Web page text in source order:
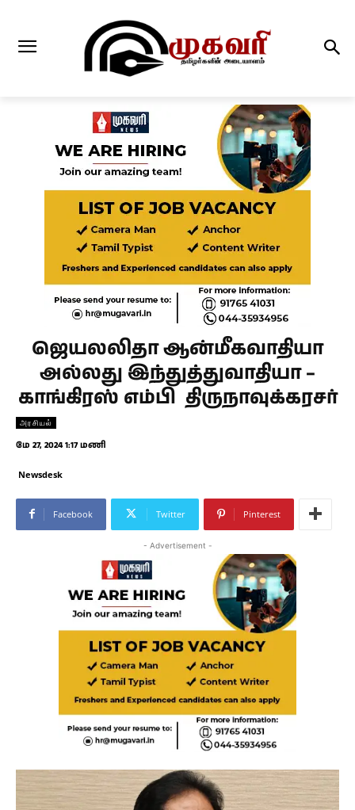
ஜெயலலிதா ஆன்மீகவாதியா
அல்லது இந்துத்துவாதியா –
காங்கிரஸ் எம்பி திருநாவுக்கரசர்
அரசியல்
மே 27, 2024 1:17 மணி
Newsdesk
Facebook Twitter Pinterest
- Advertisement -